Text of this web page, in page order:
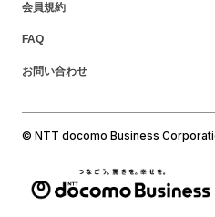
会員規約
FAQ
お問い合わせ
© NTT docomo Business